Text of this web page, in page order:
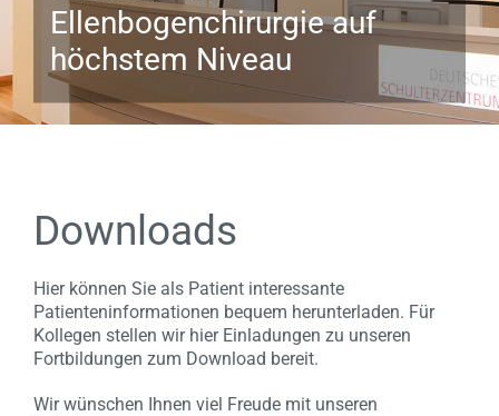
Ellenbogenchirurgie auf
höchstem Niveau
Downloads
Hier können Sie als Patient interessante
Patienteninformationen bequem herunterladen. Für
Kollegen stellen wir hier Einladungen zu unseren
Fortbildungen zum Download bereit.
Wir wünschen Ihnen viel Freude mit unseren